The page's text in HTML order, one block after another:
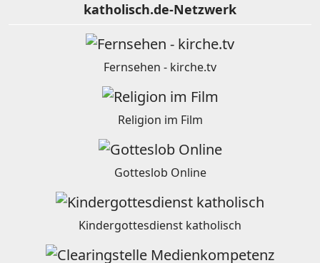
katholisch.de-Netzwerk
Fernsehen - kirche.tv
Religion im Film
Gotteslob Online
Kindergottesdienst katholisch